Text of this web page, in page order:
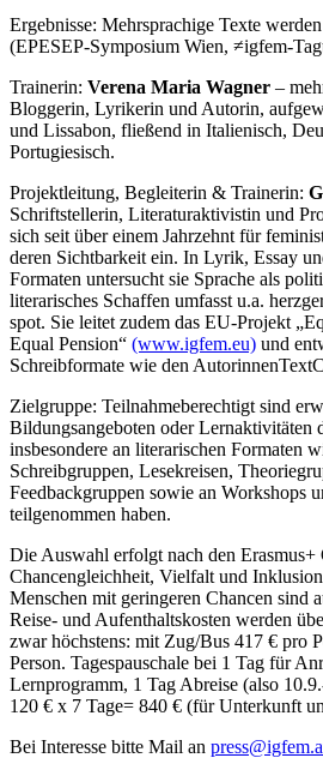
Ergebnisse: Mehrsprachige Texte
(EPESEP-Symposium Wien, ≠igfem-
Trainerin: Verena Maria Wagner –
Bloggerin, Lyrikerin und Autorin,
und Lissabon, fließend in Italienisch,
Portugiesisch.
Projektleitung, Begleiterin & Trainerin:
Schriftstellerin, Literaturaktivistin und
sich seit über einem Jahrzehnt für
deren Sichtbarkeit ein. In Lyrik, Essay
Formaten untersucht sie Sprache als
literarisches Schaffen umfasst u.a.
spot. Sie leitet zudem das EU-Projekt
Equal Pension“ (www.igfem.eu) und
Schreibformate wie den
Zielgruppe: Teilnahmeberechtigt sind
Bildungsangeboten oder Lernaktivitäten
insbesondere an literarischen Formaten
Schreibgruppen, Lesekreisen,
Feedbackgruppen sowie an Workshops
teilgenommen haben.
Die Auswahl erfolgt nach den Erasmus+
Chancengleichheit, Vielfalt und
Menschen mit geringeren Chancen sind
Reise- und Aufenthaltskosten werden
zwar höchstens: mit Zug/Bus 417 € pro
Person. Tagespauschale bei 1 Tag für
Lernprogramm, 1 Tag Abreise (also
120 € x 7 Tage= 840 € (für Unterkunft
Bei Interesse bitte Mail an